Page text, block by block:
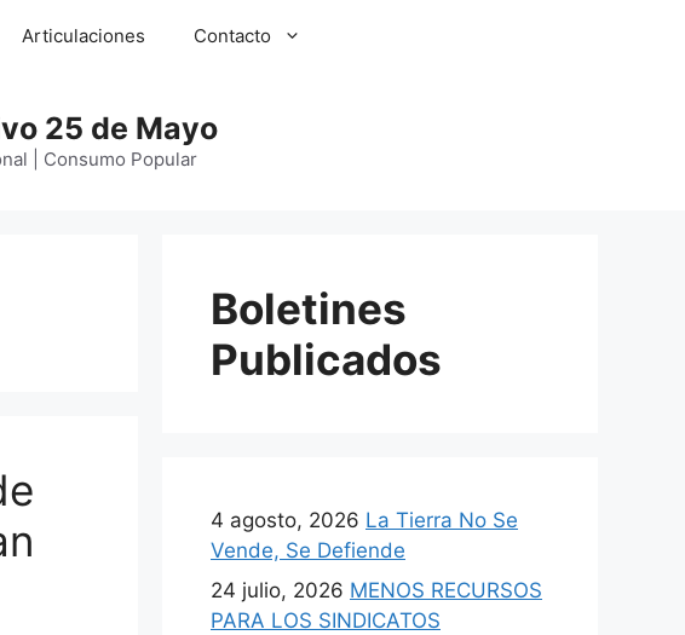
Articulaciones Contacto
25 de Mayo
| Consumo Popular
Boletines
Publicados
4 agosto, 2026 La Tierra No Se
Vende, Se Defiende
24 julio, 2026 MENOS RECURSOS
PARA LOS SINDICATOS